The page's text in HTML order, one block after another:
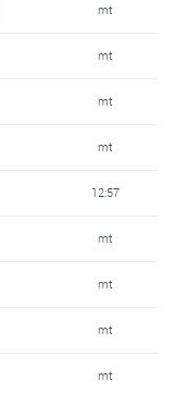
mt
mt
mt
mt
12:57
mt
mt
mt
mt